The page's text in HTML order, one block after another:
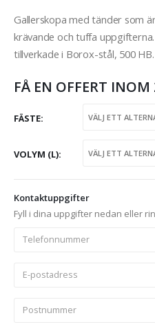
Gallerskopa med tänder som
krävande och tuffa
tillverkade i Borox-stål, 500 HB.
FÅ EN OFFERT
FÄSTE
VOLYM (L)
Kontaktuppgifter
Fyll i dina uppgifter nedan eller